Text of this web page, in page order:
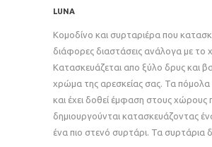
LUNA
Κομοδίνο και συρταριέρα που
διάφορες διαστάσεις ανάλογα με το
Κατασκευάζεται απο ξύλο δρυς και
χρώμα της αρεσκείας σας. Τα πόμολα
και έχει δοθεί έμφαση στους χώρους
δημιουργούνται κατασκευάζοντας
ένα πιο στενό συρτάρι. Τα συρτάρια